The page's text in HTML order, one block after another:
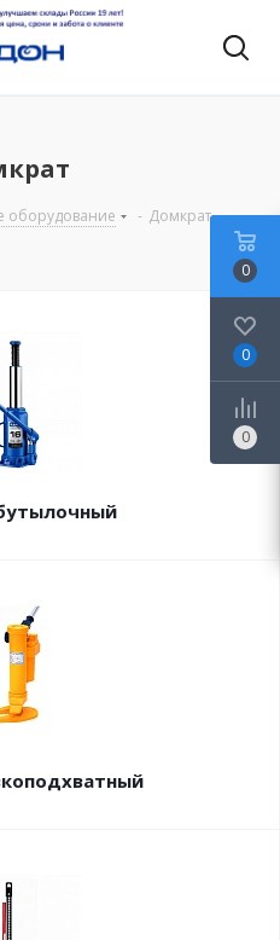
оборудование - Домкрат
0
0
0